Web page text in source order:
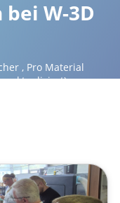
W-3D
, Pro Material
aktualisiert)